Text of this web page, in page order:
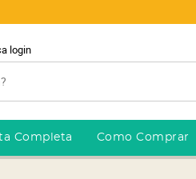
login
Completa Como Comprar